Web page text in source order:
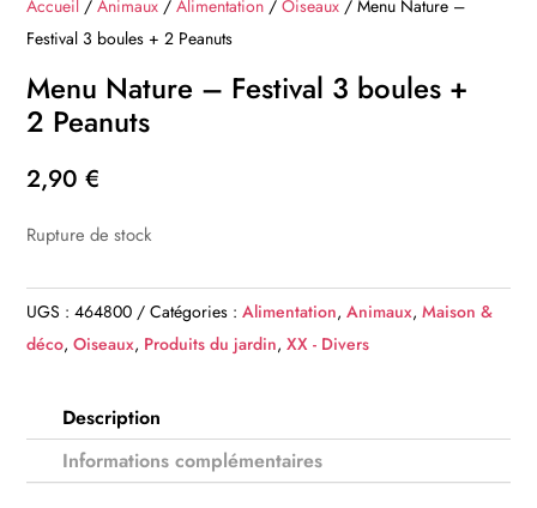
Accueil /Animaux /Alimentation /Oiseaux / Menu Nature –
Festival 3 boules + 2 Peanuts
Menu Nature – Festival 3 boules +
2 Peanuts
2,90€
Rupture de stock
UGS :464800 Catégories :Alimentation,Animaux,Maison &
déco,Oiseaux, Produits du jardin,XX - Divers
Description
Informations complémentaires